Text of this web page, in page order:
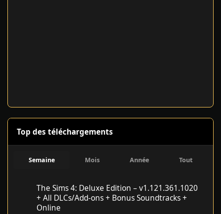
Top des téléchargements
Semaine Mois Année Tout
The Sims 4: Deluxe Edition – v1.121.361.1020
+ All DLCs/Add-ons + Bonus Soundtracks +
Online